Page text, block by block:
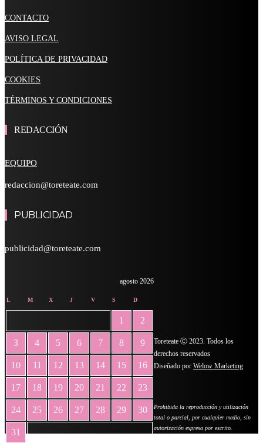
CONTACTO
AVISO LEGAL
POLÍTICA DE PRIVACIDAD
COOKIES
TÉRMINOS Y CONDICIONES
REDACCIÓN
EQUIPO
redaccion@toreteate.com
PUBLICIDAD
publicidad@toreteate.com
agosto 2026
L M X J V S D
1 2
3 4 5 6 7 8 9
10 11 12 13 14 15 16
17 18 19 20 21 22 23
24 25 26 27 28 29 30
31
Toreteate Ⓒ 2023. Todos los
derechos reservados
Diseñado por Welow Marketing
Prohibida la reproducción y utilización
total o parcial, por cualquier medio, sin
autorización expresa por escrito.